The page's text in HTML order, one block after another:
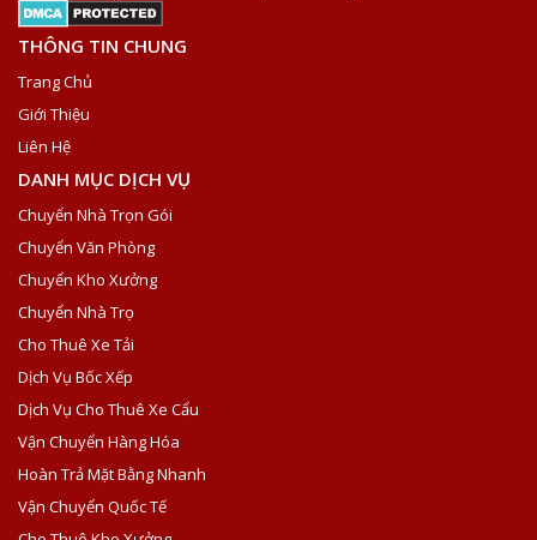
THÔNG TIN CHUNG
Trang Chủ
Giới Thiệu
Liên Hệ
DANH MỤC DỊCH VỤ
Chuyển Nhà Trọn Gói
Chuyển Văn Phòng
Chuyển Kho Xưởng
Chuyển Nhà Trọ
Cho Thuê Xe Tải
Dịch Vụ Bốc Xếp
Dịch Vụ Cho Thuê Xe Cẩu
Vận Chuyển Hàng Hóa
Hoàn Trả Mặt Bằng Nhanh
Vận Chuyển Quốc Tế